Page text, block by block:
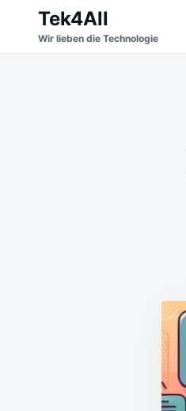
Search
for:
Tek4All
Wir lieben die Technologie